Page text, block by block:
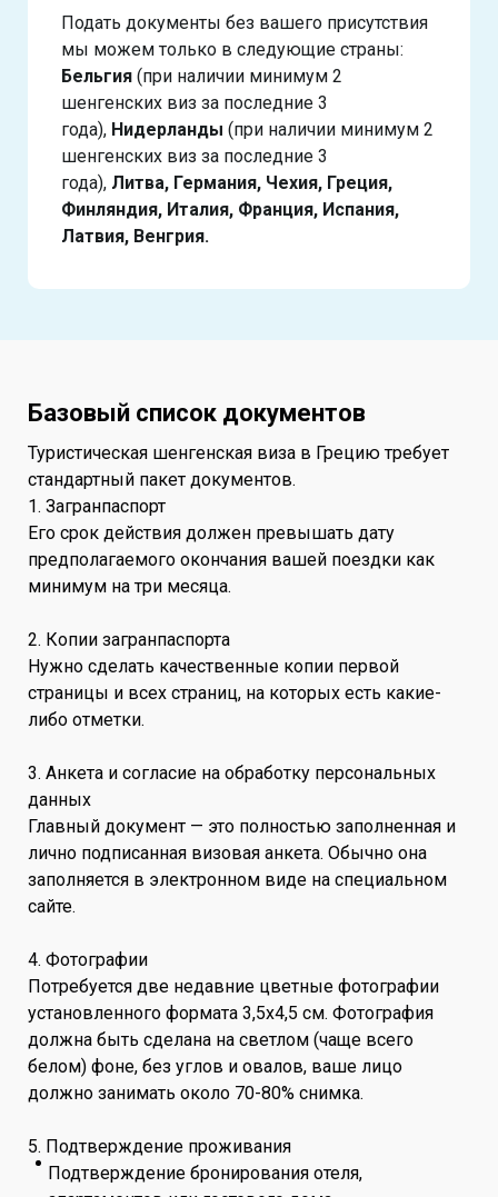
Подать документы без вашего присутствия
мы можем только в следующие страны:
Бельгия (при наличии минимум 2
шенгенских виз за последние 3
года), Нидерланды (при наличии минимум 2
шенгенских виз за последние 3
года), Литва, Германия, Чехия, Греция,
Финляндия, Италия, Франция, Испания,
Латвия, Венгрия.
Базовый список документов
Туристическая шенгенская виза в Грецию требует
стандартный пакет документов.
1. Загранпаспорт
Его срок действия должен превышать дату
предполагаемого окончания вашей поездки как
минимум на три месяца.
2. Копии загранпаспорта
Нужно сделать качественные копии первой
страницы и всех страниц, на которых есть какие-
либо отметки.
3. Анкета и согласие на обработку персональных
данных
Главный документ — это полностью заполненная и
лично подписанная визовая анкета. Обычно она
заполняется в электронном виде на специальном
сайте.
4. Фотографии
Потребуется две недавние цветные фотографии
установленного формата 3,5х4,5 см. Фотография
должна быть сделана на светлом (чаще всего
белом) фоне, без углов и овалов, ваше лицо
должно занимать около 70-80% снимка.
5. Подтверждение проживания
Подтверждение бронирования отеля,